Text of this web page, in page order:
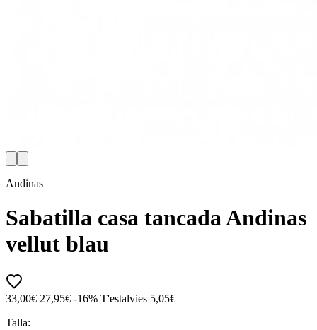
Andinas
Sabatilla casa tancada Andinas
vellut blau
33,00€ 27,95€ -16% T'estalvies 5,05€
Talla: